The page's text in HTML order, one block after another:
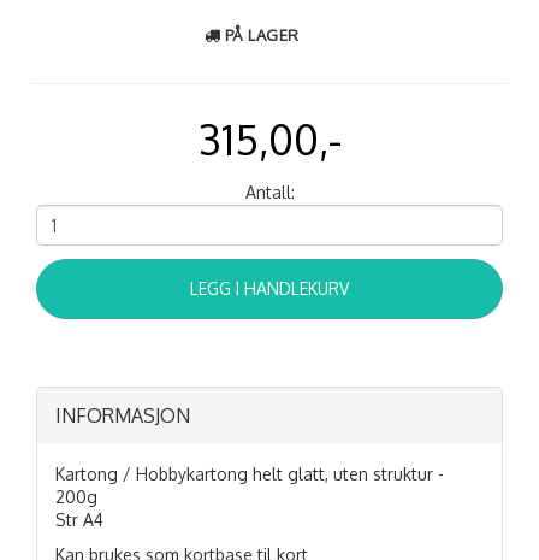
PÅ LAGER
315,00,-
Antall:
LEGG I HANDLEKURV
INFORMASJON
Kartong / Hobbykartong helt glatt, uten struktur -
200g
Str A4
Kan brukes som kortbase til kort